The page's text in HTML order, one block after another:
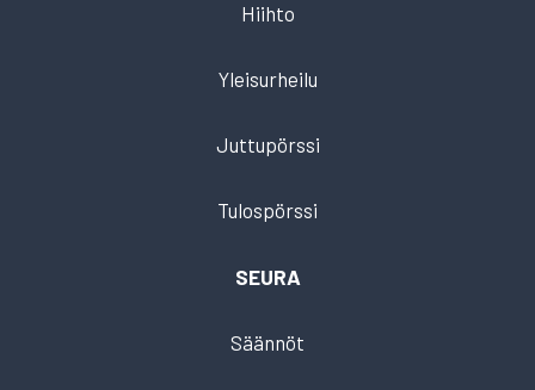
Hiihto
Yleisurheilu
Juttupörssi
Tulospörssi
SEURA
Säännöt